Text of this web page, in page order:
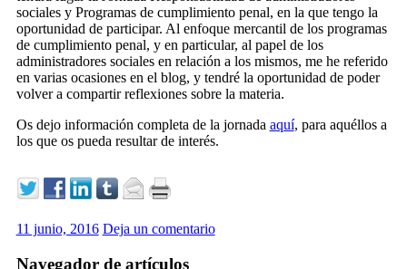
sociales y Programas de cumplimiento penal, en la que tengo la
oportunidad de participar. Al enfoque mercantil de los programas
de cumplimiento penal, y en particular, al papel de los
administradores sociales en relación a los mismos, me he referido
en varias ocasiones en el blog, y tendré la oportunidad de poder
volver a compartir reflexiones sobre la materia.
Os dejo información completa de la jornada aquí, para aquéllos a
los que os pueda resultar de interés.
11 junio, 2016 Deja un comentario
Navegador de artículos